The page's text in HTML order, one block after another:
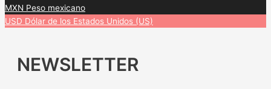
MXN Peso mexicano
USD Dólar de los Estados Unidos (US)
NEWSLETTER